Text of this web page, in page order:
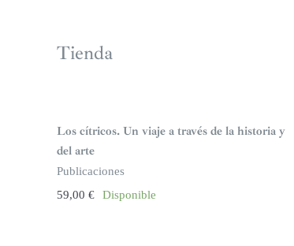
Tienda
Los cítricos. Un viaje a través de la historia y
del arte
Publicaciones
59,00 € Disponible